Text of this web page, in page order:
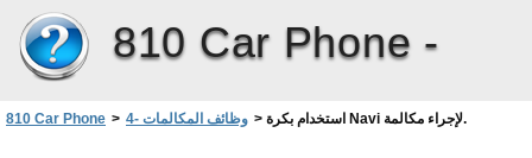
810 Car Phone -
810 Car Phone > 4- وظائف المكالمات > استخدام بكرة Navi لإجراء مكالمة.